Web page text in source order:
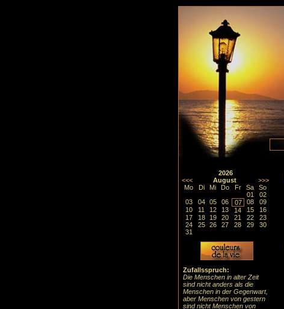
2026
<<<
August
>>>
Mo
Di Mi Do Fr Sa
So
01
02
03
04 05 06 07 08
09
10
11 12 13 14 15
16
17
18 19 20 21 22
23
24
25 26 27 28 29
30
31
Zufallsspruch:
Die Menschen in alter Zeit
sind nicht anders als die
Menschen in der Gegenwart,
aber Menschen von gestern
sind nicht Menschen von